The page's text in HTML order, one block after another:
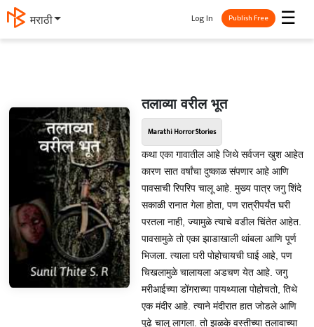
मराठी ☰
Log In Publish Free
तलाव्या वरील भूत
Marathi Horror Stories
कथा एका गावातील आहे जिथे सर्वजन खुश आहेत
कारण सात वर्षांचा दुष्काळ संपणार आहे आणि
पावसाची रिपरिप चालू आहे. मुख्य पात्र जगु शिंदे
सकाळी रानात गेला होता, पण रात्रीपर्यंत घरी
परतला नाही, ज्यामुळे त्याचे वडील चिंतेत आहेत.
पावसामुळे तो एका झाडाखाली थांबला आणि पूर्ण
भिजला. त्याला घरी पोहोचायची घाई आहे, पण
चिखलामुळे चालायला अडचण येत आहे. जगु
मरीआईच्या डोंगराच्या पायथ्याला पोहोचतो, तिथे
एक मंदीर आहे. त्याने मंदीरात हात जोडले आणि
पुढे चालू लागला. तो झळके वस्तीच्या तलावाच्या